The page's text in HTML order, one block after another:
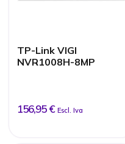
TP-Link VIGI
NVR1008H-8MP
156,95 € Escl. Iva